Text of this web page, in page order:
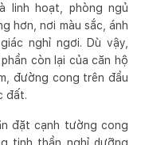
linh hoạt, phòng ngủ
hơn, nơi màu sắc, ánh
nghỉ ngơi. Dù vậy,
còn lại của căn hộ
đường cong trên đầu
đất.
đặt cạnh tường cong